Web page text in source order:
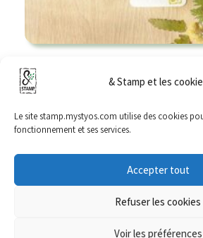
& Stamp et les
Le site stamp.mystyos.com utilise des cookies
fonctionnement et ses services.
Accepter tout
Refuser les cookies
Voir les préférences
Ajouter au panier
Mentions Légales – CGV –